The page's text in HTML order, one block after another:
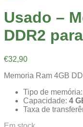
Usado –
DDR2
€32,90
Memoria Ram 4GB
Tipo de memória:
Capacidade: 4
Taxa de